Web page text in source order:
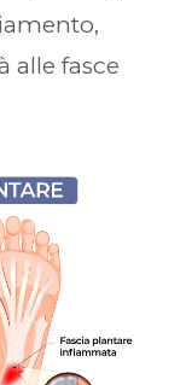
alle fasce